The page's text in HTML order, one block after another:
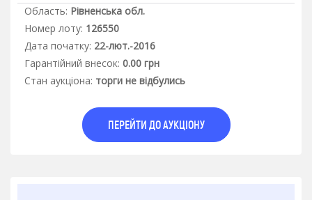
Область: Рівненська обл.
Номер лоту: 126550
Дата початку: 22-лют.-2016
Гарантiйний внесок: 0.00 грн
Стан аукцiона: торги не відбулись
ПЕРЕЙТИ ДО АУКЦІОНУ